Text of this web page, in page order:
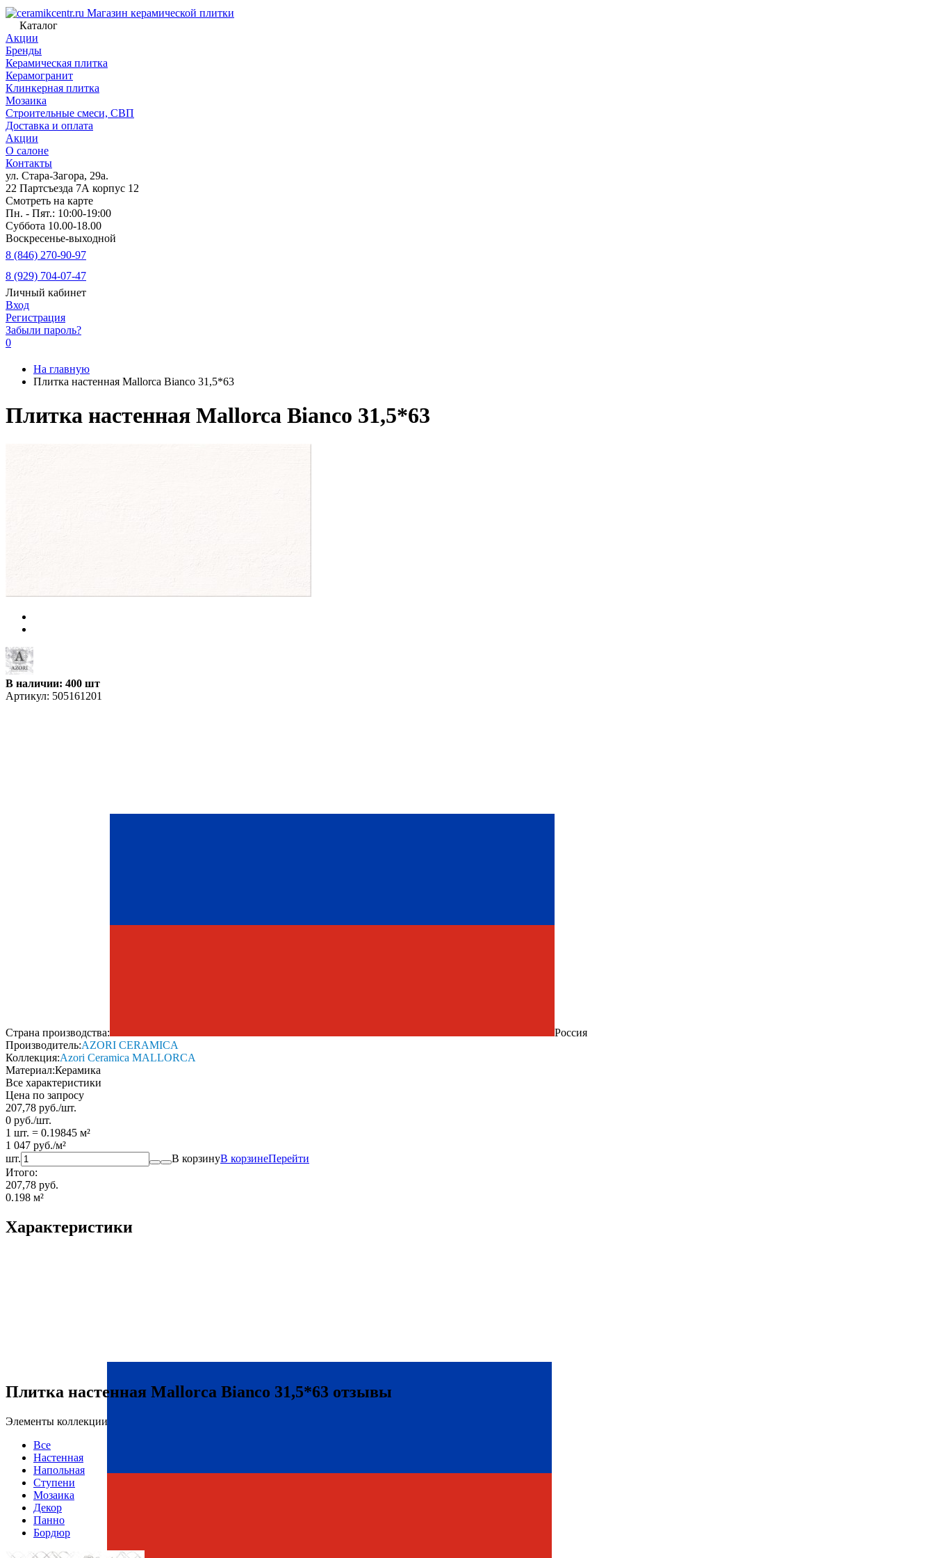
Магазин керамической плитки
Каталог
Акции
Бренды
Керамическая плитка
Керамогранит
Клинкерная плитка
Мозаика
Строительные смеси, СВП
Доставка и оплата
Акции
О салоне
Контакты
ул. Стара-Загора, 29а.
22 Партсъезда 7А корпус 12
Смотреть на карте
Пн. - Пят.: 10:00-19:00
Суббота 10.00-18.00
Воскресенье-выходной
8 (846) 270-90-97
8 (929) 704-07-47
Личный кабинет
Вход
Регистрация
Забыли пароль?
0
На главную
Плитка настенная Mallorca Bianco 31,5*63
Плитка настенная Mallorca Bianco 31,5*63
В наличии: 400 шт
Артикул: 505161201
Страна производства:
Россия
Производитель:AZORI CERAMICA
Коллекция:Azori Ceramica MALLORCA
Материал:Керамика
Все характеристики
Цена по запросу
207,78 руб./шт.
0 руб./шт.
1 шт. = 0.19845 м²
1 047 руб./м²
шт.
В корзинуВ корзинеПерейти
Итого:
207,78 руб.
0.198 м²
Характеристики
Плитка настенная Mallorca Bianco 31,5*63 отзывы
Элементы коллекции
Все
Настенная
Напольная
Ступени
Мозаика
Декор
Панно
Бордюр